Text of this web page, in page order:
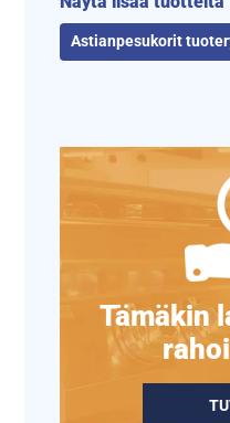
Astianpesukorit
Tämäkin